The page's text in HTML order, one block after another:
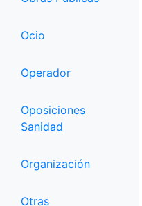
Ocio
Operador
Oposiciones
Sanidad
Organización
Otras